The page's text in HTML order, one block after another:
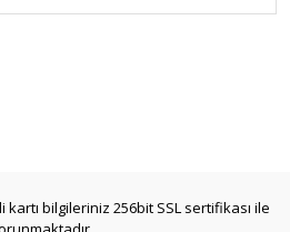
kartı bilgileriniz 256bit SSL sertifikası ile